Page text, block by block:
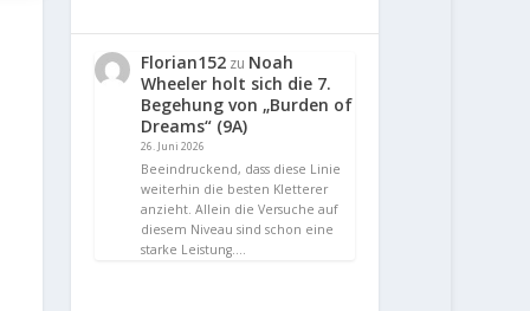
Florian152 zu Noah
Wheeler holt sich die 7.
Begehung von „Burden of
Dreams“ (9A)
26. Juni 2026
Beeindruckend, dass diese Linie
weiterhin die besten Kletterer
anzieht. Allein die Versuche auf
diesem Niveau sind schon eine
starke Leistung.…